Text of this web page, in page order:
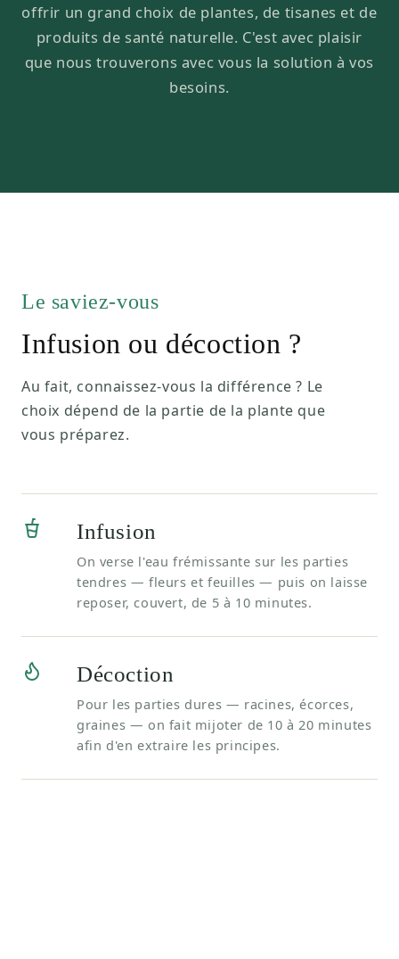
offrir un grand choix de plantes, de tisanes et de
produits de santé naturelle. C'est avec plaisir
que nous trouverons avec vous la solution à vos
besoins.
Le saviez-vous
Infusion ou décoction ?
Au fait, connaissez-vous la différence ? Le
choix dépend de la partie de la plante que
vous préparez.
Infusion
On verse l'eau frémissante sur les parties
tendres — fleurs et feuilles — puis on laisse
reposer, couvert, de 5 à 10 minutes.
Décoction
Pour les parties dures — racines, écorces,
graines — on fait mijoter de 10 à 20 minutes
afin d'en extraire les principes.